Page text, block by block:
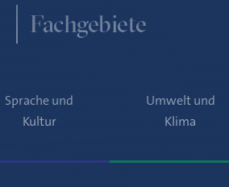
Fachgebiete
Sprache und
Kultur
Umwelt und
Klima